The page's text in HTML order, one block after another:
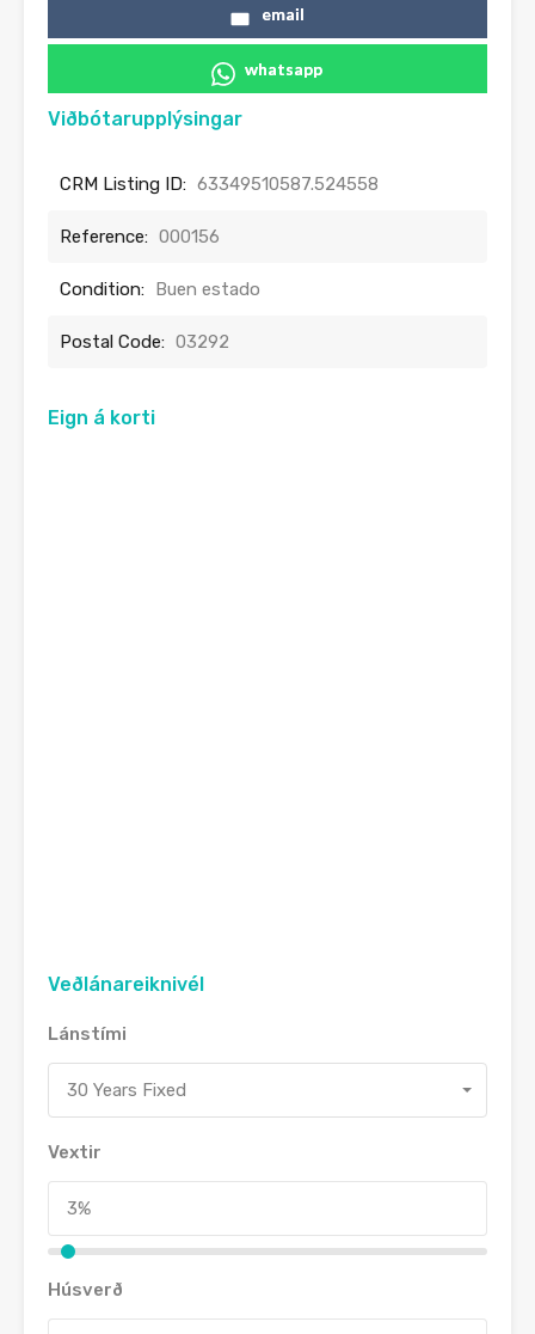
email
whatsapp
Viðbótarupplýsingar
CRM Listing ID: 63349510587.524558
Reference: 000156
Condition: Buen estado
Postal Code: 03292
Eign á korti
Veðlánareiknivél
Lánstími
30 Years Fixed
Vextir
Húsverð